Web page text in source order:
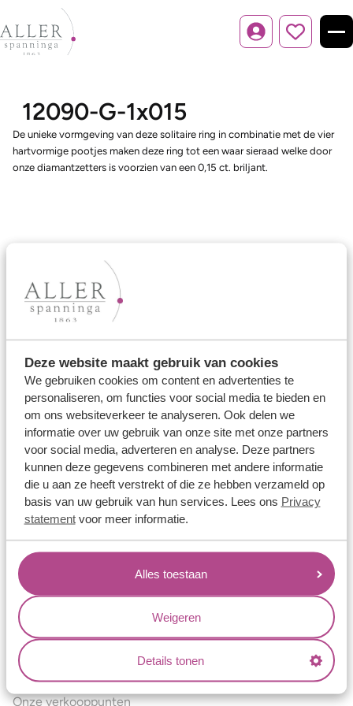
Deze website maakt gebruik van cookies
We gebruiken cookies om content en advertenties te
personaliseren, om functies voor social media te bieden en
om ons websiteverkeer te analyseren. Ook delen we
informatie over uw gebruik van onze site met onze partners
voor social media, adverteren en analyse. Deze partners
kunnen deze gegevens combineren met andere informatie
die u aan ze heeft verstrekt of die ze hebben verzameld op
basis van uw gebruik van hun services. Lees ons Privacy
statementvoor meer informatie.
Alles toestaan
Weigeren
Details tonen
Inloggen
12090-G-1x015
De unieke vormgeving van deze solitaire ring in combinatie met de vier
hartvormige pootjes maken deze ring tot een waar sieraad welke door
onze diamantzetters is voorzien van een 0,15 ct. briljant.
Ons aanbod
Trouwringen
Verlovingsringen
Vriendschapsringen
Over ons
Aller Spanninga
Historie
Certificaten
Blogs
Jouw voordelen
Conflictvrije Materialen
Oneindig veel mogelijkheden
Kwaliteit
Juweliers & Contact
Onze verkooppunten